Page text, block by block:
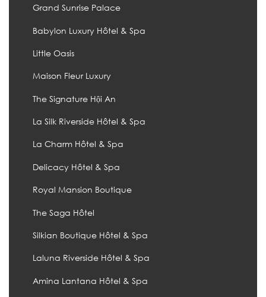
Grand Sunrise Palace
Babylon Luxury Hôtel & Spa
Little Oasis
Maison Fleur Luxury
The Signature Hội An
La Silk Riverside Hôtel & Spa
La Charm Hôtel & Spa
Delicacy Hôtel & Spa
Royal Mansion Boutique
The Saga Hôtel
Silkian Boutique Hôtel & Spa
Laluna Riverside Hôtel & Spa
Amina Lantana Hôtel & Spa